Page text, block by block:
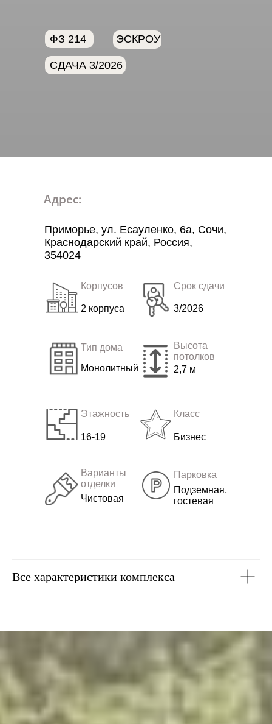
ФЗ 214 ЭСКРОУ
СДАЧА 3/2026
Адрес:
Приморье, ул. Есауленко, 6а, Сочи,
Краснодарский край, Россия,
354024
Корпусов
2 корпуса
Срок сдачи
3/2026
Этажность
16-19
Класс
Бизнес
Тип дома
Монолитный
Высота
потолков
2,7 м
Варианты
отделки
Чистовая
Парковка
Подземная,
гостевая
Все характеристики комплекса